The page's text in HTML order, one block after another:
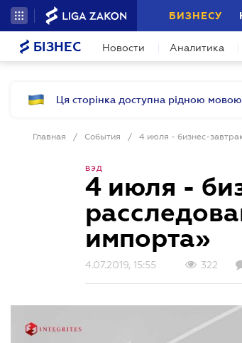
БИЗНЕСУ
БІЗНЕС Новости Аналитика
Ця сторінка доступна рідною
Главная / События /
ВЭД
4 июля -
импорта»
4.07.2019, 15:55 322